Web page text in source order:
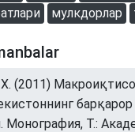
мулкдорлар
(2011)
барқарор
Т.: